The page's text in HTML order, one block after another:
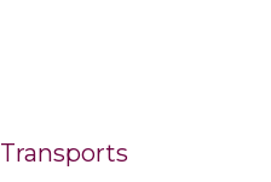
Transports